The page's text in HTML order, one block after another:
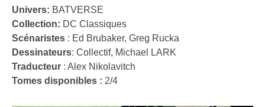
Univers: BATVERSE
Collection: DC Classiques
Scénaristes : Ed Brubaker, Greg Rucka
Dessinateurs: Collectif, Michael LARK
Traducteur : Alex Nikolavitch
Tomes disponibles : 2/4